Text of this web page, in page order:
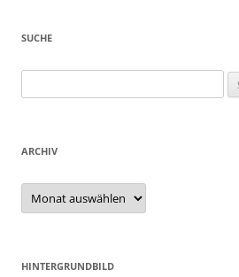
SUCHE
nach:
ARCHIV
Archiv
HINTERGRUNDBILD